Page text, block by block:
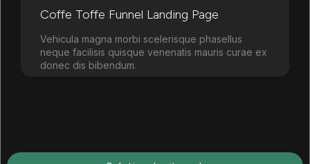
Coffe Toffe Funnel Landing Page
Vehicula magna morbi scelerisque phasellus
neque facilisis quisque venenatis mauris curae ex
donec dis bibendum.